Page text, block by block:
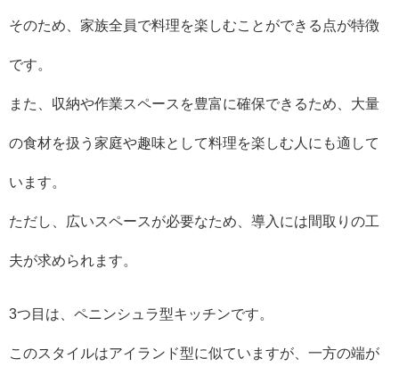
そのため、家族全員で料理を楽しむことができる点が特徴
です。
また、収納や作業スペースを豊富に確保できるため、大量
の食材を扱う家庭や趣味として料理を楽しむ人にも適して
います。
ただし、広いスペースが必要なため、導入には間取りの工
夫が求められます。
3つ目は、ペニンシュラ型キッチンです。
このスタイルはアイランド型に似ていますが、一方の端が